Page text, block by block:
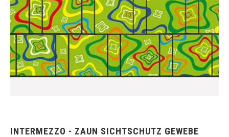
INTERMEZZO - ZAUN SICHTSCHUTZ GEWEBE
beginning